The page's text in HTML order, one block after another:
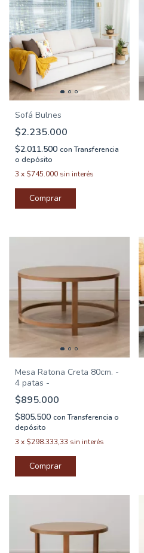
Sofá Bulnes
$2.235.000
$2.011.500 con Transferencia
o depósito
3 x $745.000 sin interés
Comprar
Mesa Ratona Creta 80cm. -
4 patas -
$895.000
$805.500 con Transferencia o
depósito
3 x $298.333,33 sin interés